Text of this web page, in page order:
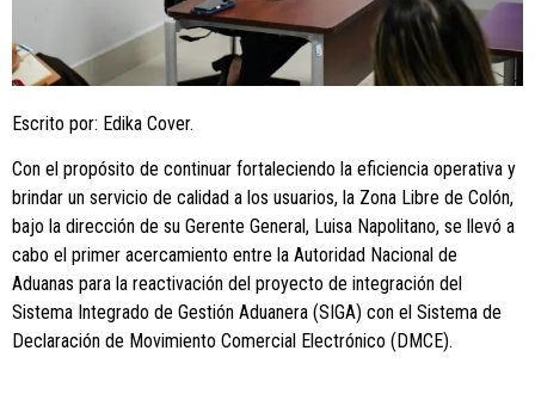
Escrito por: Edika Cover.
Con el propósito de continuar fortaleciendo la eficiencia operativa y
brindar un servicio de calidad a los usuarios, la Zona Libre de Colón,
bajo la dirección de su Gerente General, Luisa Napolitano, se llevó a
cabo el primer acercamiento entre la Autoridad Nacional de
Aduanas para la reactivación del proyecto de integración del
Sistema Integrado de Gestión Aduanera (SIGA) con el Sistema de
Declaración de Movimiento Comercial Electrónico (DMCE).